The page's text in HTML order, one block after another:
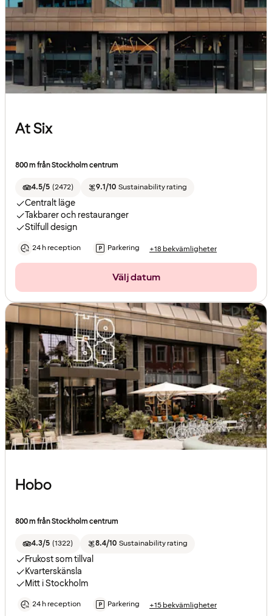
At Six
800 m från Stockholm centrum
4.5/5 (2472) 9.1/10 Sustainability rating
Centralt läge
Takbarer och restauranger
Stilfull design
24 h reception Parkering +18 bekvämligheter
Välj datum
Hobo
800 m från Stockholm centrum
4.3/5 (1322) 8.4/10 Sustainability rating
Frukost som tillval
Kvarterskänsla
Mitt i Stockholm
24 h reception Parkering +15 bekvämligheter